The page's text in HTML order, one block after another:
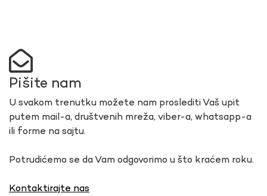
Pišite nam
U svakom trenutku možete nam proslediti Vaš upit
putem mail-a, društvenih mreža, viber-a, whatsapp-a
ili forme na sajtu.
Potrudićemo se da Vam odgovorimo u što kraćem roku.
Kontaktirajte nas